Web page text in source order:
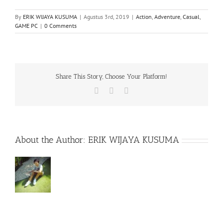
By ERIK WIJAYA KUSUMA | Agustus 3rd, 2019 | Action, Adventure, Casual,
GAME PC | 0 Comments
Share This Story, Choose Your Platform!
Facebook
About the Author: ERIK WIJAYA KUSUMA